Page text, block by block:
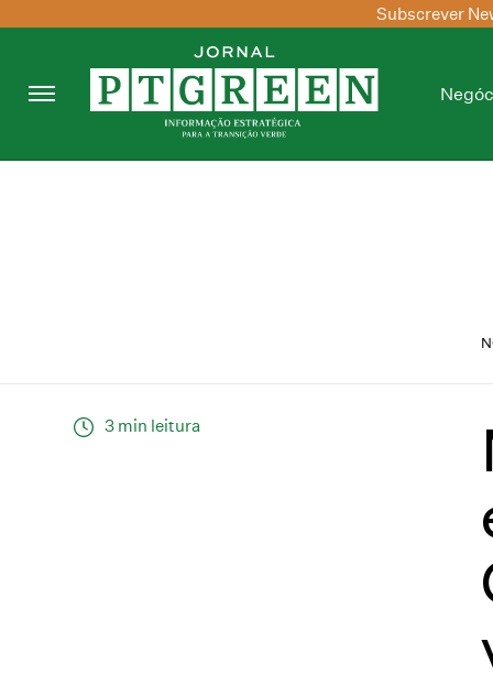
Subscrever
3 min leitura